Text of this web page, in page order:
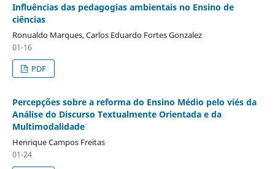
Influências das pedagogias ambientais no Ensino de
ciências
Ronualdo Marques, Carlos Eduardo Fortes Gonzalez
01-16
PDF
Percepções sobre a reforma do Ensino Médio pelo viés da
Análise do Discurso Textualmente Orientada e da
Multimodalidade
Henrique Campos Freitas
01-24